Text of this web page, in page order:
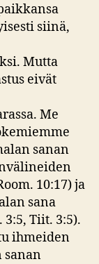
siinä,
Mutta
eivät
Me
sanan
10:17) ja
sana
3:5, Tiit. 3:5).
ihmeiden
sanan